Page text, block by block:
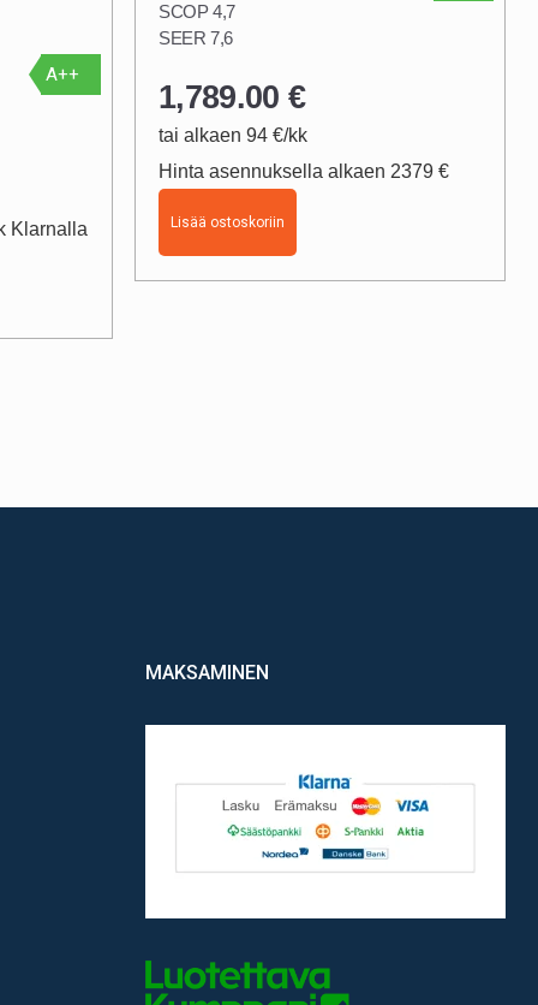
A++
Klarnalla
SCOP 4,7
SEER 7,6
1,789.00 €
tai alkaen 94 €/kk
Hinta asennuksella alkaen 2379 €
Lisää ostoskoriin
MAKSAMINEN